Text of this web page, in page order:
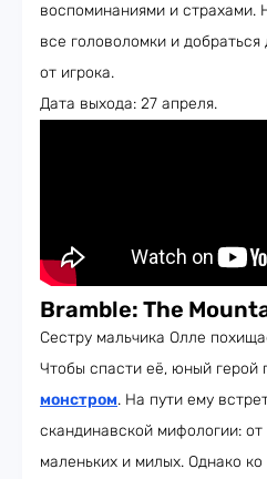
воспоминаниями и
все головоломки и
от игрока.
Дата выхода: 27 апреля.
Bramble: The
Сестру мальчика Олле
Чтобы спасти её, юный герой
монстром. На пути ему
скандинавской мифологии:
маленьких и милых. Однако